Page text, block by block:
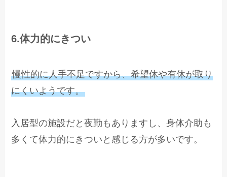
6.体力的にきつい
慢性的に人手不足ですから、希望休や有休が取り
にくいようです。
入居型の施設だと夜勤もありますし、身体介助も
多くて体力的にきついと感じる方が多いです。